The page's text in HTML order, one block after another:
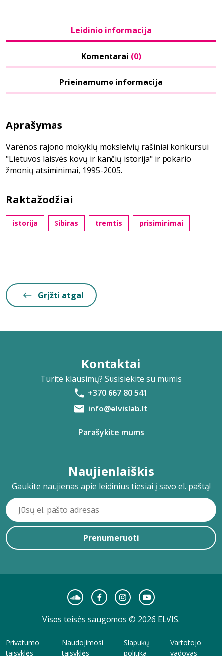
Leidinio informacija
Komentarai (0)
Prieinamumo informacija
Aprašymas
Varėnos rajono mokyklų moksleivių rašiniai konkursui
"Lietuvos laisvės kovų ir kančių istorija" ir pokario
žmonių atsiminimai, 1995-2005.
Raktažodžiai
istorija Sibiras tremtis prisiminimai
Grįžti atgal
Kontaktai
Turite klausimų? Susisiekite su mumis
+370 667 80 541
info@elvislab.lt
Parašykite mums
Naujienlaiškis
Gaukite naujienas apie leidinius tiesiai į savo el. paštą!
Prenumeruoti
Visos teisės saugomos © 2026 ELVIS.
Privatumo
taisyklės
Naudojimosi
taisyklės
Slapukų
politika
Vartotojo
vadovas